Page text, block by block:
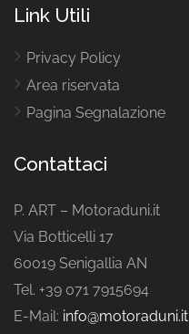
Link Utili
Privacy Policy
Area riservata
Pagina Segnalazione
Contattaci
P. ART – Motoraduni.it
Via Botticelli 17
60019 Senigallia AN
Tel. +39 071 7915694
E-Mail: info@motoraduni.it